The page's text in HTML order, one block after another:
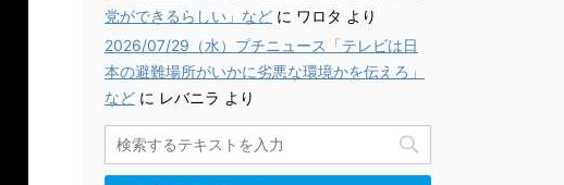
党ができるらしい」など に ワロタ より
2026/07/29（水）プチニュース「テレビは日
本の避難場所がいかに劣悪な環境かを伝えろ」
など に レバニラ より